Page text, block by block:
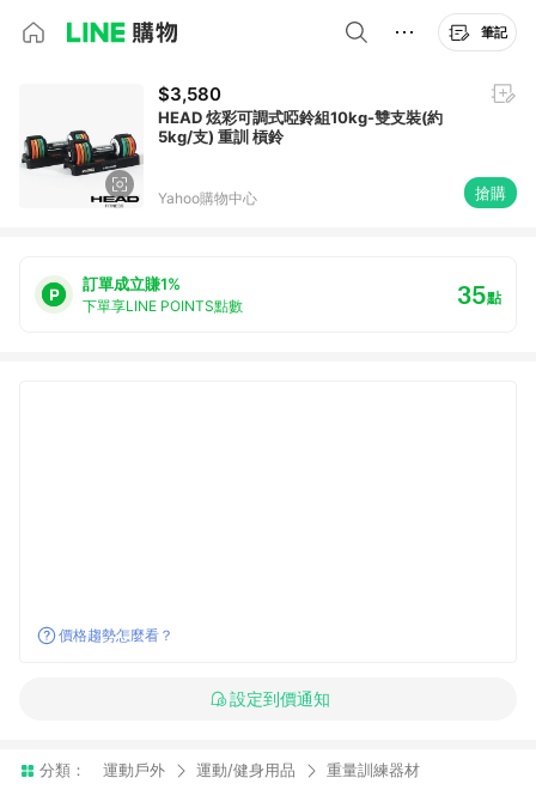
筆記
$3,580
HEAD 炫彩可調式啞鈴組10kg-雙支裝(約
5kg/支) 重訓 槓鈴
Yahoo購物中心 搶購
訂單成立賺1%
下單享LINE POINTS點數 35點
價格趨勢怎麼看？
設定到價通知
分類： 運動戶外 運動/健身用品 重量訓練器材